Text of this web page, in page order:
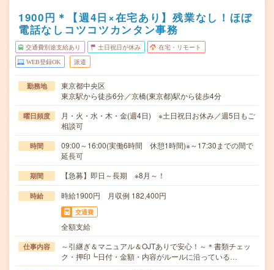
1900円＊【週4日×在宅あり】残業なし！ほぼ
電話なしコツコツカンタン事務
交通費別途支給あり 土日祝日が休み 在宅・リモート
WEB登録OK 派遣
勤務地
東京都中央区
東京駅から徒歩6分／京橋(東京都)駅から徒歩4分
曜日頻度
月・火・水・木・金(週4日) ※土日祝日お休み／週5日もご
相談可
時間
09:00～16:00(実働6時間 休憩1時間)※～17:30までの間で
延長可
期間 【急募】即日～長期 ※8月～！
時給 時給1900円 月収例 182,400円
交通費
全額支給
仕事内容
～引継ぎ＆マニュアル＆OJTありで安心！～＊書類チェッ
ク・押印┗日付・金額・内容がルールに沿っている…